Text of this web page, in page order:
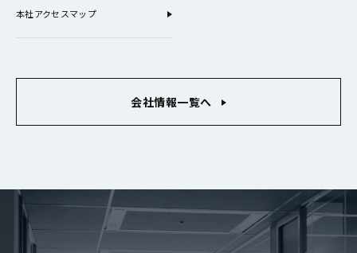
本社アクセスマップ
会社情報一覧へ